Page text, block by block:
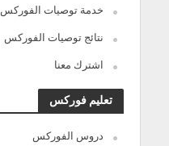
خدمة توصيات الفوركس
نتائج توصيات الفوركس
اشترك معنا
تعليم فوركس
دروس الفوركس